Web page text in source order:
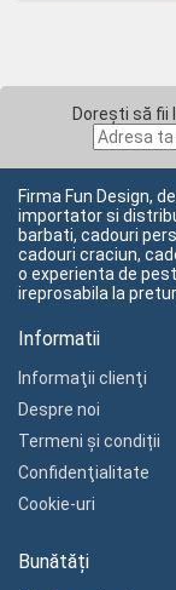
Dorești să
Firma Fun Design,
importator si
barbati, cadouri
cadouri craciun,
o experienta de
ireprosabila la
Informatii
Informaţii clienţi
Despre noi
Termeni și condiții
Confidenţialitate
Cookie-uri
Bunătăți